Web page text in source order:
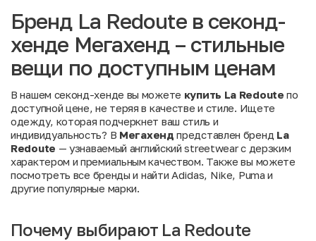
Бренд La Redoute в секонд-
хенде Мегахенд – стильные
вещи по доступным ценам
В нашем секонд-хенде вы можете купить La Redoute по
доступной цене, не теряя в качестве и стиле. Ищете
одежду, которая подчеркнет ваш стиль и
индивидуальность? В Мегахенд представлен бренд La
Redoute — узнаваемый английский streetwear с дерзким
характером и премиальным качеством. Также вы можете
посмотреть все бренды и найти Adidas, Nike, Puma и
другие популярные марки.
Почему выбирают La Redoute